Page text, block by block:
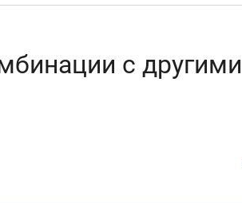
с другими